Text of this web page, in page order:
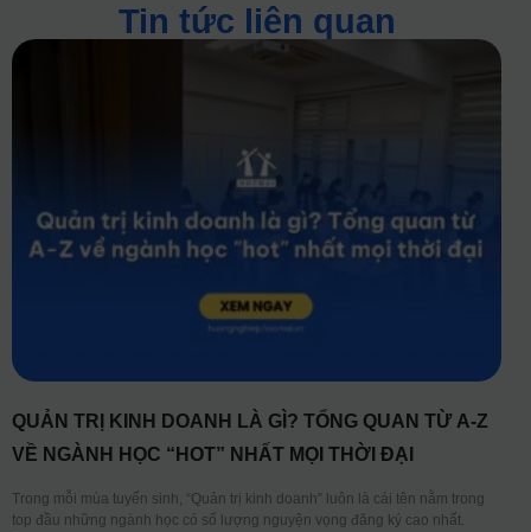
Tin tức liên quan
QUẢN TRỊ KINH DOANH LÀ GÌ? TỔNG QUAN TỪ A-Z
VỀ NGÀNH HỌC “HOT” NHẤT MỌI THỜI ĐẠI
Trong mỗi mùa tuyển sinh, “Quản trị kinh doanh” luôn là cái tên nằm trong
top đầu những ngành học có số lượng nguyện vọng đăng ký cao nhất.